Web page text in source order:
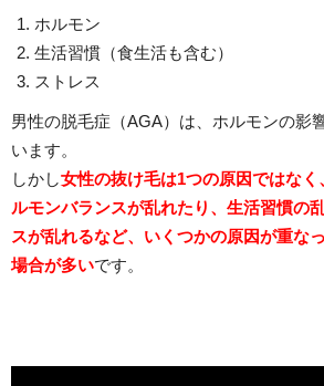
ホルモン
生活習慣（食生活も含む）
ストレス
男性の脱毛症（AGA）は、ホルモンの影
います。
しかし女性の抜け毛は1つの原因ではな
ルモンバランスが乱れたり、生活習慣の
スが乱れるなど、いくつかの原因が重な
場合が多いです。